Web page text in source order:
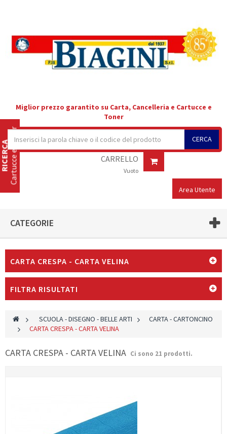
Miglior prezzo garantito su Carta, Cancelleria e Cartucce e
Toner
CERCA
CARRELLO
Vuoto
Area Utente
CATEGORIE
CARTA CRESPA - CARTA VELINA
FILTRA RISULTATI
> SCUOLA - DISEGNO - BELLE ARTI >
CARTA - CARTONCINO
>
CARTA CRESPA - CARTA VELINA
CARTA CRESPA - CARTA VELINA Ci sono 21 prodotti.
Cartucce e Toner